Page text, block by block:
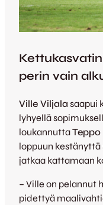
perin vain
Ville Viljala saapui
lyhyellä
loukannutta
loppuun
jatkaa kattamaan
– Ville on pelannut
pidettyä